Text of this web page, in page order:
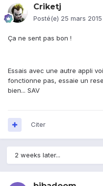
Criketj
Posté(e) 25 mars 2015
Ça ne sent pas bon !
Essais avec une autre appli
fonctionne pas, essaie un
bien... SAV
Citer
2 weeks later...